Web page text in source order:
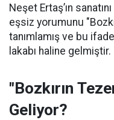
Neşet Ertaş’ın
eşsiz yorumunu
tanımlamış ve bu
lakabı haline gelmiştir.
"Bozkırın
Geliyor?